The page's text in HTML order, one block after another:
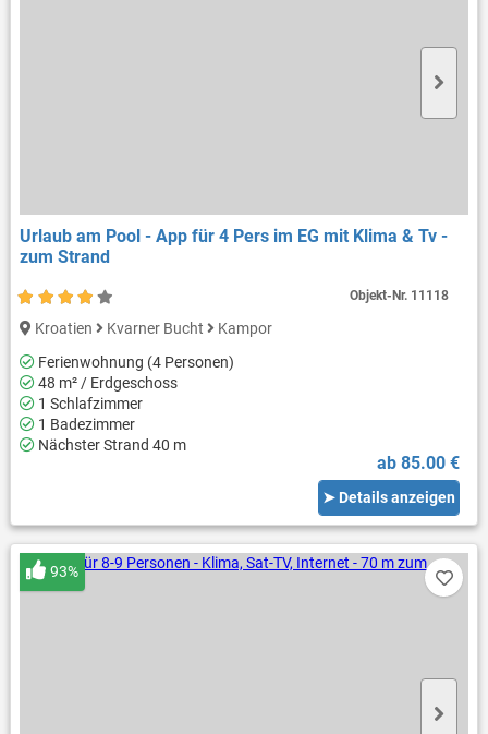
Urlaub am Pool - App für 4 Pers im EG mit Klima & Tv -
zum Strand
Kroatien Kvarner Bucht
Kampor
Ferienwohnung (4 Personen)
48 m² / Erdgeschoss
1 Schlafzimmer
1 Badezimmer
Nächster Strand 40 m
ab 85.00 €
➤ Details anzeigen
Objekt-Nr. 11118
93%